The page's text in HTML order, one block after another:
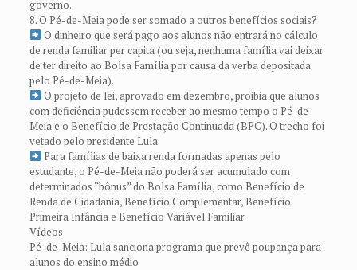
governo.
8. O Pé-de-Meia pode ser somado a outros benefícios sociais?
O dinheiro que será pago aos alunos não entrará no cálculo
de renda familiar per capita (ou seja, nenhuma família vai deixar
de ter direito ao Bolsa Família por causa da verba depositada
pelo Pé-de-Meia).
O projeto de lei, aprovado em dezembro, proibia que alunos
com deficiência pudessem receber ao mesmo tempo o Pé-de-
Meia e o Benefício de Prestação Continuada (BPC). O trecho foi
vetado pelo presidente Lula.
Para famílias de baixa renda formadas apenas pelo
estudante, o Pé-de-Meia não poderá ser acumulado com
determinados “bônus” do Bolsa Família, como Benefício de
Renda de Cidadania, Benefício Complementar, Benefício
Primeira Infância e Benefício Variável Familiar.
Vídeos
Pé-de-Meia: Lula sanciona programa que prevê poupança para
alunos do ensino médio